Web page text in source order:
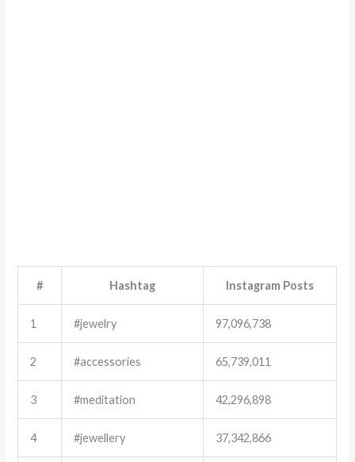
# Hashtag Instagram Posts
1 #jewelry 97,096,738
2 #accessories 65,739,011
3 #meditation 42,296,898
4 #jewellery 37,342,866